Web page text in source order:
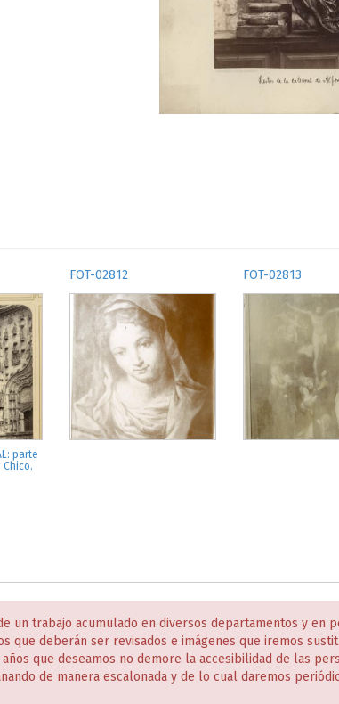
parte
FOT-02812 FOT-02813
un trabajo acumulado en diversos departamentos y en
que deberán ser revisados e imágenes que iremos
que deseamos no demore la accesibilidad de las
de manera escalonada y de lo cual daremos